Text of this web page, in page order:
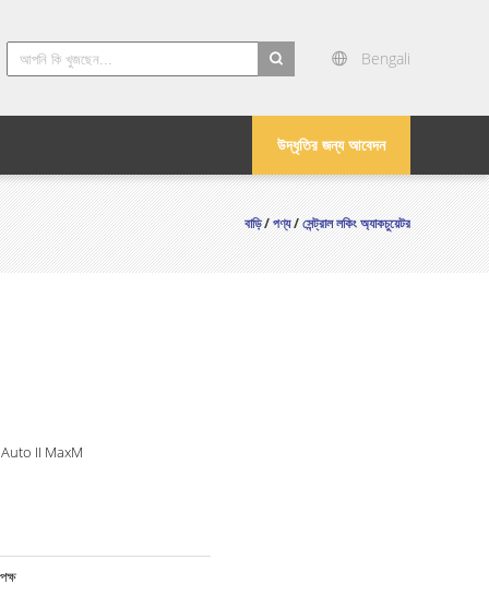
Bengali
উদ্ধৃতির জন্য আবেদন
বাড়ি/পণ্য/সেন্ট্রাল লকিং অ্যাকচুয়েটর
II MaxM